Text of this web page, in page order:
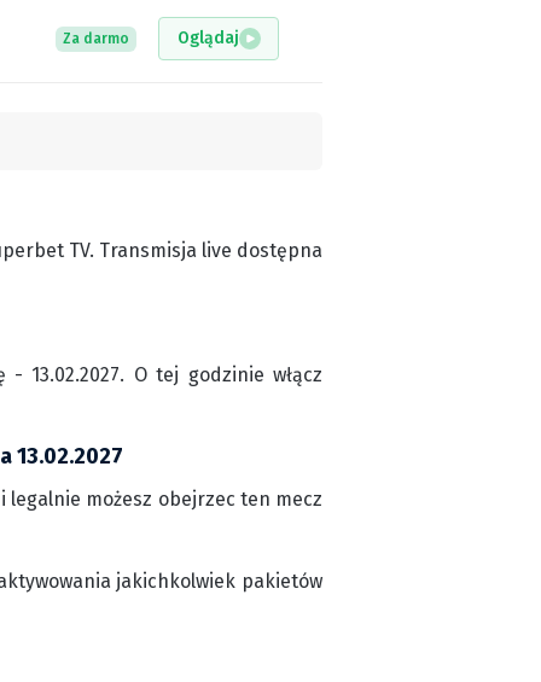
Za darmo Oglądaj
TV. Transmisja live dostępna
13.02.2027. O tej godzinie włącz
13.02.2027
możesz obejrzec ten mecz
jakichkolwiek pakietów